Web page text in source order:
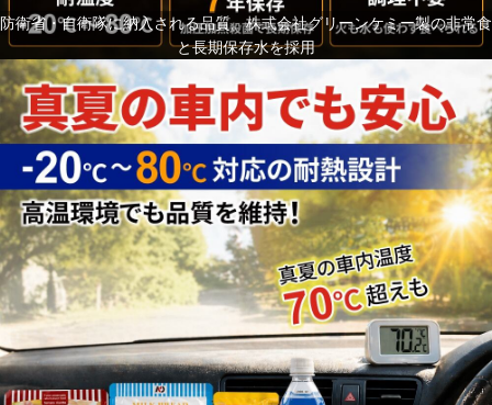
防衛省・自衛隊に納入される品質。株式会社グリーンケミー製の非常食
と長期保存水を採用